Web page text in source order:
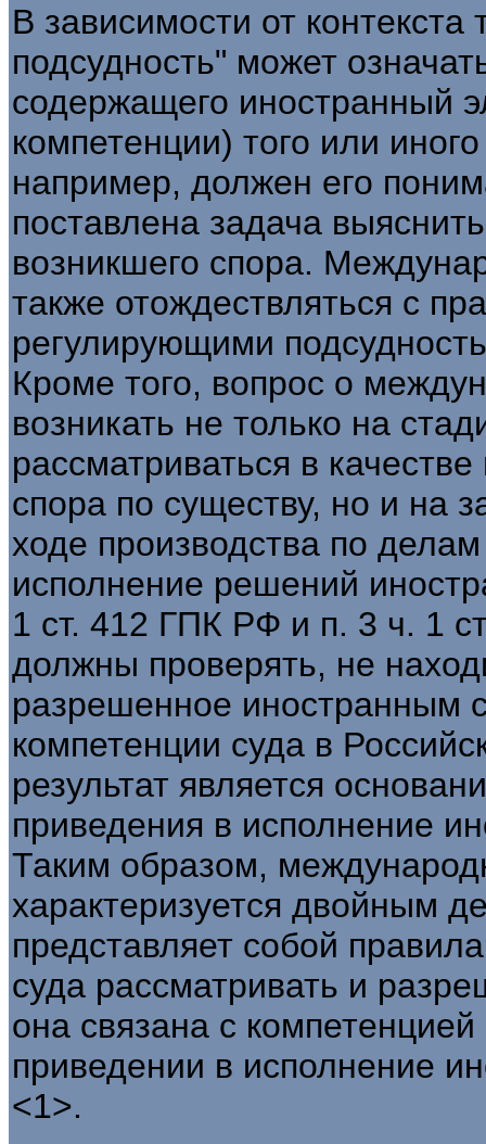
В зависимости от
подсудность" может
содержащего иностранный
компетенции) того или
например, должен его
поставлена задача
возникшего спора.
также отождествляться с
регулирующими
Кроме того, вопрос о
возникать не только на
рассматриваться в
спора по существу, но и на
ходе производства по
исполнение решений
1 ст. 412 ГПК РФ и п. 3 ч. 1
должны проверять, не
разрешенное иностранным
компетенции суда в
результат является
приведения в исполнение
Таким образом,
характеризуется двойным
представляет собой
суда рассматривать и
она связана с
приведении в исполнение
<1>.